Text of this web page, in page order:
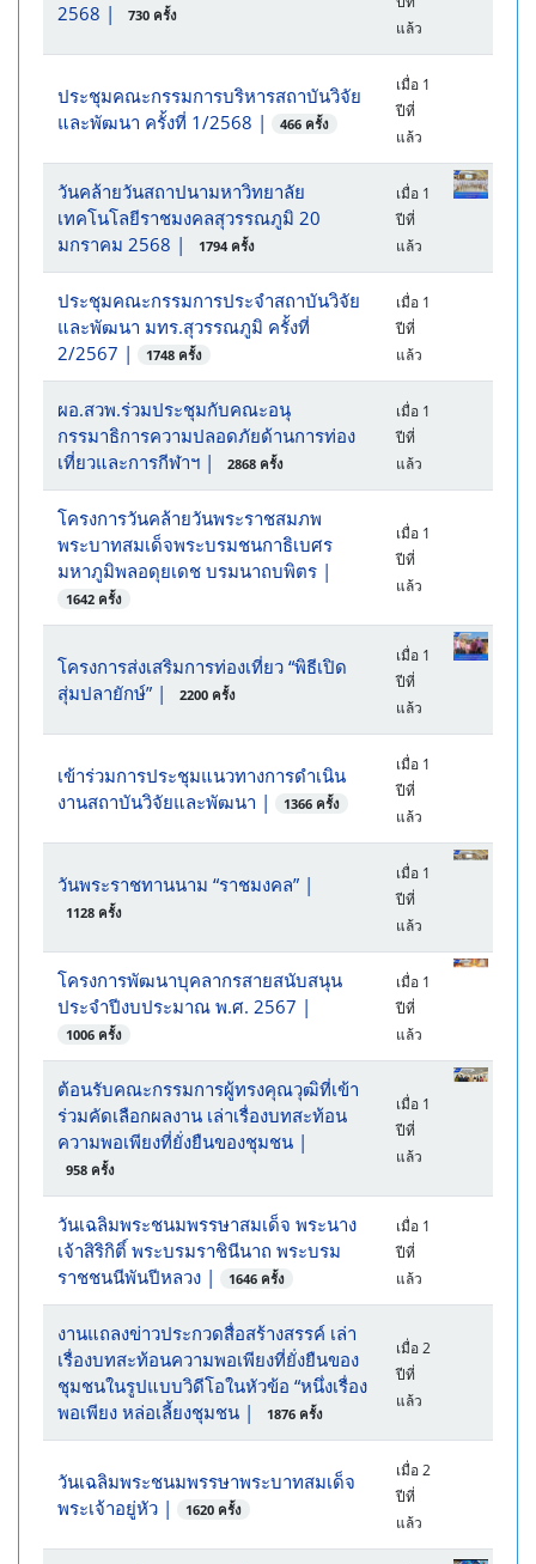
2568 | 730 ครั้ง
แล้ว
ประชุมคณะกรรมการบริหารสถาบันวิจัย
และพัฒนา ครั้งที่ 1/2568 | 466 ครั้ง
เมื่อ 1
ปีที่
แล้ว
วันคล้ายวันสถาปนามหาวิทยาลัย
เทคโนโลยีราชมงคลสุวรรณภูมิ 20
มกราคม 2568 | 1794 ครั้ง
เมื่อ 1
ปีที่
แล้ว
ประชุมคณะกรรมการประจำสถาบันวิจัย
และพัฒนา มทร.สุวรรณภูมิ ครั้งที่
2/2567 | 1748 ครั้ง
เมื่อ 1
ปีที่
แล้ว
ผอ.สวพ.ร่วมประชุมกับคณะอนุ
กรรมาธิการความปลอดภัยด้านการท่อง
เที่ยวและการกีฬาฯ | 2868 ครั้ง
เมื่อ 1
ปีที่
แล้ว
โครงการวันคล้ายวันพระราชสมภพ
พระบาทสมเด็จพระบรมชนกาธิเบศร
มหาภูมิพลอดุยเดช บรมนาถบพิตร |
1642 ครั้ง
เมื่อ 1
ปีที่
แล้ว
โครงการส่งเสริมการท่องเที่ยว “พิธีเปิด
สุ่มปลายักษ์” | 2200 ครั้ง
เมื่อ 1
ปีที่
แล้ว
เข้าร่วมการประชุมแนวทางการดำเนิน
งานสถาบันวิจัยและพัฒนา | 1366 ครั้ง
เมื่อ 1
ปีที่
แล้ว
วันพระราชทานนาม “ราชมงคล” |
1128 ครั้ง
เมื่อ 1
ปีที่
แล้ว
โครงการพัฒนาบุคลากรสายสนับสนุน
ประจำปีงบประมาณ พ.ศ. 2567 |
1006 ครั้ง
เมื่อ 1
ปีที่
แล้ว
ต้อนรับคณะกรรมการผู้ทรงคุณวุฒิที่เข้า
ร่วมคัดเลือกผลงาน เล่าเรื่องบทสะท้อน
ความพอเพียงที่ยั่งยืนของชุมชน |
958 ครั้ง
เมื่อ 1
ปีที่
แล้ว
วันเฉลิมพระชนมพรรษาสมเด็จ พระนาง
เจ้าสิริกิติ์ พระบรมราชินีนาถ พระบรม
ราชชนนีพันปีหลวง | 1646 ครั้ง
เมื่อ 1
ปีที่
แล้ว
งานแถลงข่าวประกวดสื่อสร้างสรรค์ เล่า
เรื่องบทสะท้อนความพอเพียงที่ยั่งยืนของ
ชุมชนในรูปแบบวิดีโอในหัวข้อ “หนึ่งเรื่อง
พอเพียง หล่อเลี้ยงชุมชน | 1876 ครั้ง
เมื่อ 2
ปีที่
แล้ว
วันเฉลิมพระชนมพรรษาพระบาทสมเด็จ
พระเจ้าอยู่หัว | 1620 ครั้ง
เมื่อ 2
ปีที่
แล้ว